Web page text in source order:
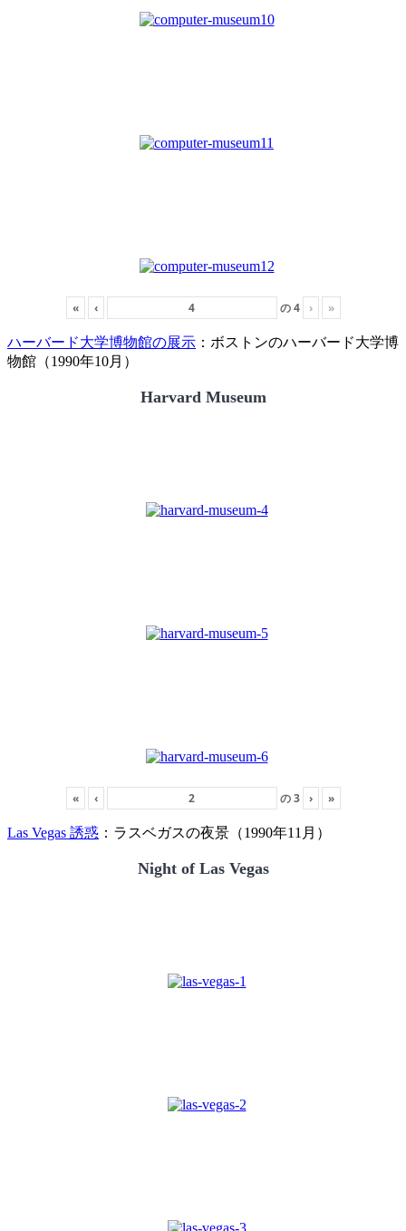
« ‹ の4 › »
ハーバード大学博物館の展示 ：ボストンのハーバード大学博
物館（1990年10月）
Harvard Museum
« ‹ の3 › »
Las Vegas 誘惑 ：ラスベガスの夜景（1990年11月）
Night of Las Vegas